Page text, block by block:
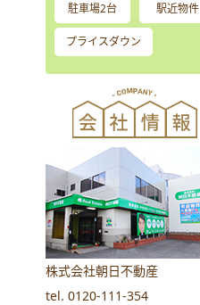
駐車場2台 駅近物件
プライスダウン
株式会社朝日不動産
tel. 0120-111-354